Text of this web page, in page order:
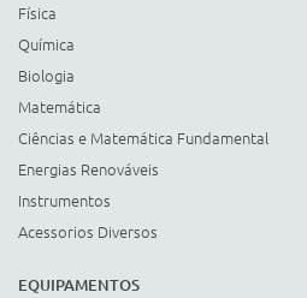
Física
Química
Biologia
Matemática
Ciências e Matemática Fundamental
Energias Renováveis
Instrumentos
Acessorios Diversos
EQUIPAMENTOS